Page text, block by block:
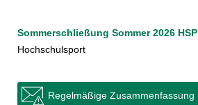
Sommerschließung Sommer 2026 HSP
Hochschulsport
Regelmäßige Zusammenfassung